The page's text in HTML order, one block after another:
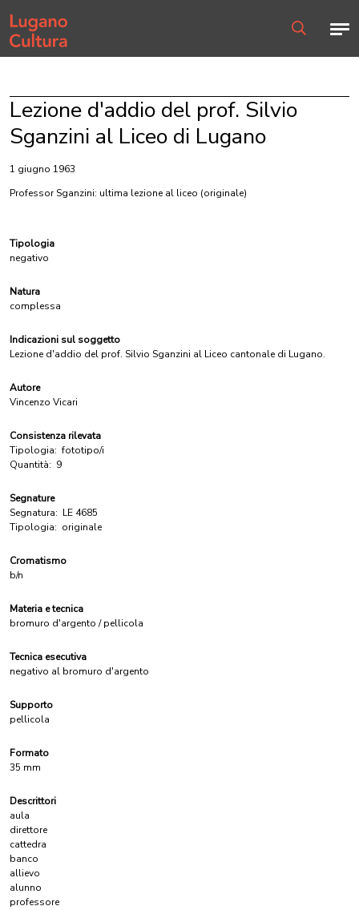
Home page
Lezione d'addio del prof. Silvio
Sganzini al Liceo di Lugano
1 giugno 1963
Professor Sganzini: ultima lezione al liceo (originale)
Tipologia
negativo
Natura
complessa
Indicazioni sul soggetto
Lezione d'addio del prof. Silvio Sganzini al Liceo cantonale di Lugano.
Autore
Vincenzo Vicari
Consistenza rilevata
Tipologia: fototipo/i
Quantità: 9
Segnature
Segnatura: LE 4685
Tipologia: originale
Cromatismo
b/n
Materia e tecnica
bromuro d'argento / pellicola
Tecnica esecutiva
negativo al bromuro d'argento
Supporto
pellicola
Formato
35 mm
Descrittori
aula
direttore
cattedra
banco
allievo
alunno
professore